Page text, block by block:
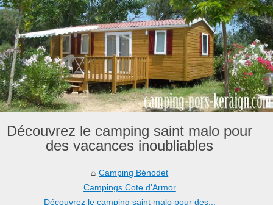
Découvrez le camping saint malo pour
des vacances inoubliables
Camping Bénodet
Campings Cote d'Armor
Découvrez le camping saint malo pour des...